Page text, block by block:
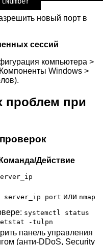
новый порт в
сессий
компьютера >
Windows >
проблем при
Команда/Действие
server_ip port или nmap
systemctl status
-tulpn
панель управления
(анти-DDoS, Security